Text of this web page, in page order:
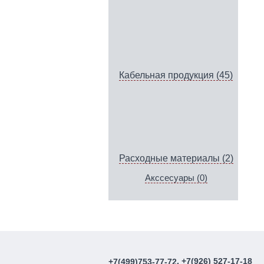
Кабельная продукция (45)
Расходные материалы (2)
Акссесуары (0)
+7(499)753-77-72, +7(926) 527-17-18